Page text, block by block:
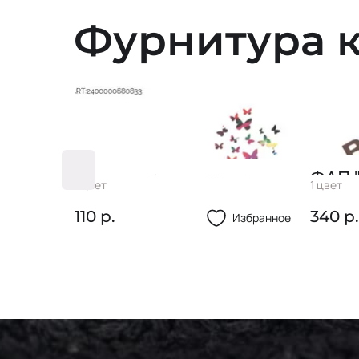
Фурнитура
ФАП "Бабочка" 20х18
1 цвет
110 р. Избранное
ФАП
1 цвет
340 р.